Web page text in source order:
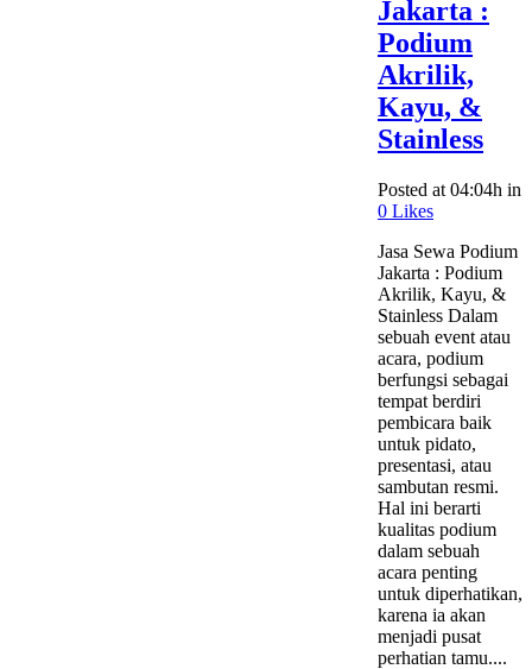
Jakarta :
Podium
Akrilik,
Kayu, &
Stainless
Posted at 04:04h in
0 Likes
Jasa Sewa Podium
Jakarta : Podium
Akrilik, Kayu, &
Stainless Dalam
sebuah event atau
acara, podium
berfungsi sebagai
tempat berdiri
pembicara baik
untuk pidato,
presentasi, atau
sambutan resmi.
Hal ini berarti
kualitas podium
dalam sebuah
acara penting
untuk diperhatikan,
karena ia akan
menjadi pusat
perhatian tamu....